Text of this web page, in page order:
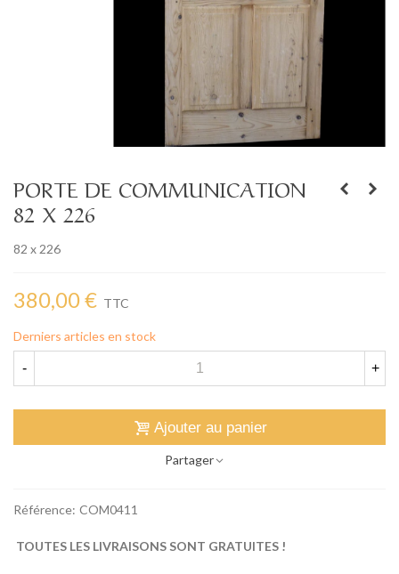
PORTE DE COMMUNICATION
82 X 226
82 x 226
380,00 € TTC
Derniers articles en stock
- +
Ajouter au panier
Partager
Référence: COM0411
TOUTES LES LIVRAISONS SONT GRATUITES !